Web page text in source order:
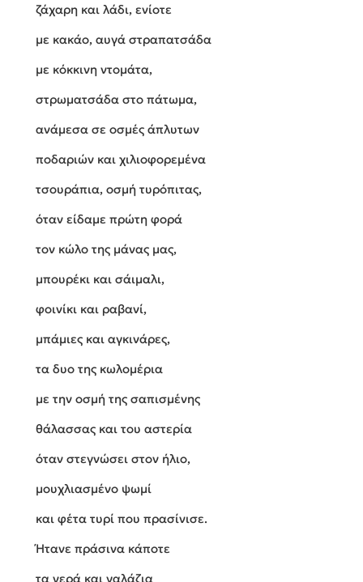
ζάχαρη και λάδι, ενίοτε
με κακάο, αυγά στραπατσάδα
με κόκκινη ντομάτα,
στρωματσάδα στο πάτωμα,
ανάμεσα σε οσμές άπλυτων
ποδαριών και χιλιοφορεμένα
τσουράπια, οσμή τυρόπιτας,
όταν είδαμε πρώτη φορά
τον κώλο της μάνας μας,
μπουρέκι και σάιμαλι,
φοινίκι και ραβανί,
μπάμιες και αγκινάρες,
τα δυο της κωλομέρια
με την οσμή της σαπισμένης
θάλασσας και του αστερία
όταν στεγνώσει στον ήλιο,
μουχλιασμένο ψωμί
και φέτα τυρί που πρασίνισε.
Ήτανε πράσινα κάποτε
τα νερά και γαλάζια